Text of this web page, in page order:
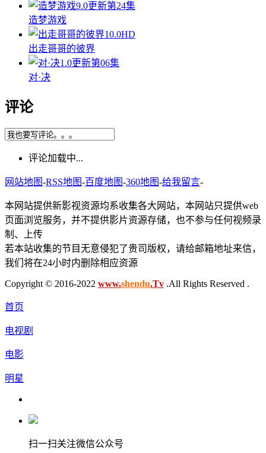
9.0更新第24集
造梦游戏
10.0HD
出走哥哥的彼界
1.0更新第06集
对·决
评论
评论加载中...
网站地图-RSS地图-百度地图-360地图-给我留言-
本网站提供新影视资源均系收集各大网站，本网站只提供web
页面浏览服务，并不提供影片资源存储，也不参与任何视频录
制、上传
若本站收集的节目无意侵犯了贵司版权，请给邮箱地址来信，
我们将在24小时内删除相应资源
Copyright © 2016-2022 www.shendu.Tv .All Rights Reserved .
首页
电视剧
电影
明星
扫一扫关注微信公众号